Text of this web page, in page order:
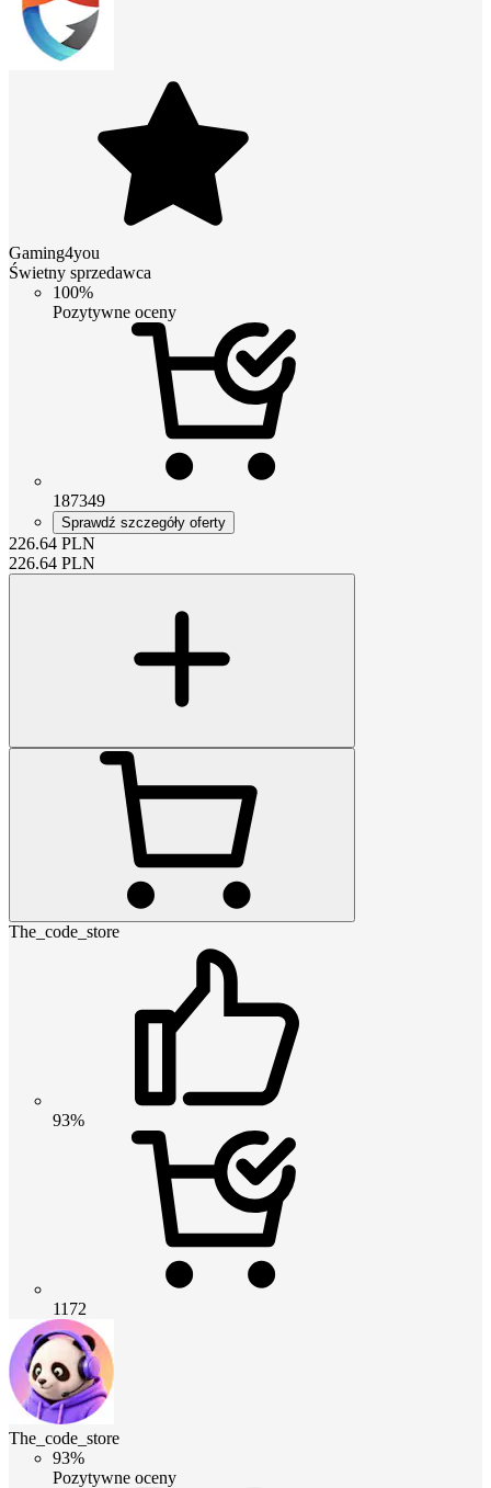
Gaming4you
Świetny sprzedawca
100%
Pozytywne oceny
187349
Sprawdź szczegóły oferty
226.64 PLN
226.64 PLN
The_code_store
93%
1172
The_code_store
93%
Pozytywne oceny